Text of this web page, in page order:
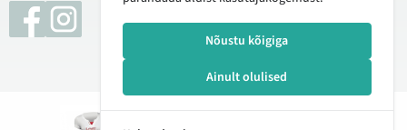
© 2026 Veloplus OÜ. Kõik õigused kaitstud
Nõustu kõigiga
Ainult olulised